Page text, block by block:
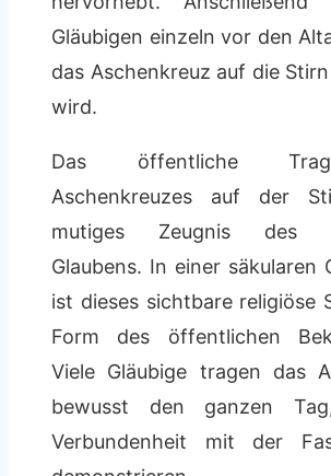
Gläubigen einzeln vor den
das Aschenkreuz auf die
wird.
Das öffentliche
Aschenkreuzes auf der
mutiges Zeugnis des
Glaubens. In einer säkularen
ist dieses sichtbare religiöse
Form des öffentlichen
Viele Gläubige tragen das
bewusst den ganzen
Verbundenheit mit der